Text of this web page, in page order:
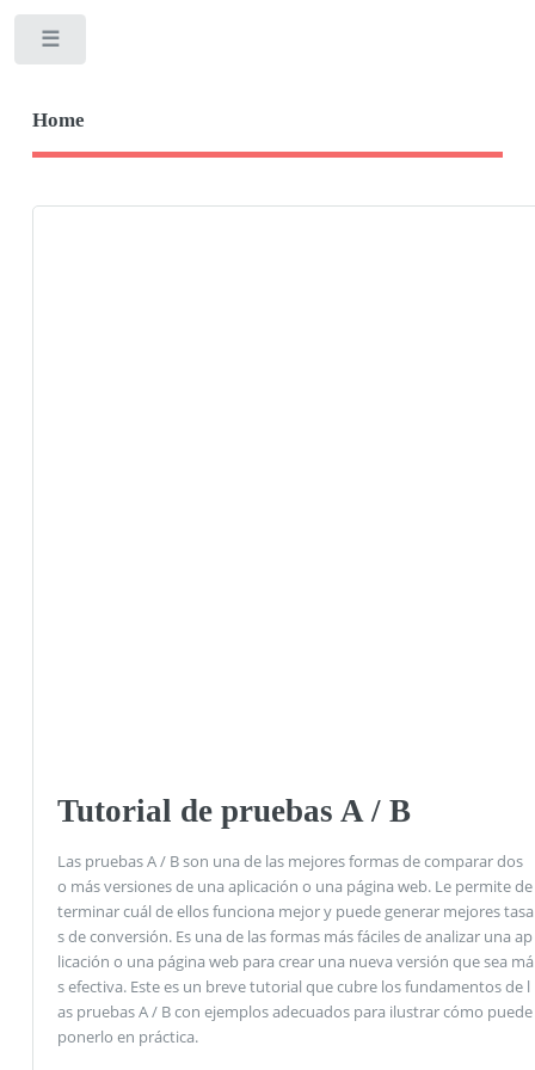
Home
Tutorial de pruebas A / B
Las pruebas A / B son una de las mejores formas de comparar dos
o más versiones de una aplicación o una página web. Le permite de
terminar cuál de ellos funciona mejor y puede generar mejores tasa
s de conversión. Es una de las formas más fáciles de analizar una ap
licación o una página web para crear una nueva versión que sea má
s efectiva. Este es un breve tutorial que cubre los fundamentos de l
as pruebas A / B con ejemplos adecuados para ilustrar cómo puede
ponerlo en práctica.